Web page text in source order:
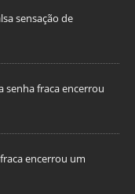
sensação de
senha fraca encerrou
encerrou um